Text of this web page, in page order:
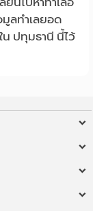
นไปหาทำเลอื่
มูลทำเลยอด
ปทุมธานี นี้ไว้